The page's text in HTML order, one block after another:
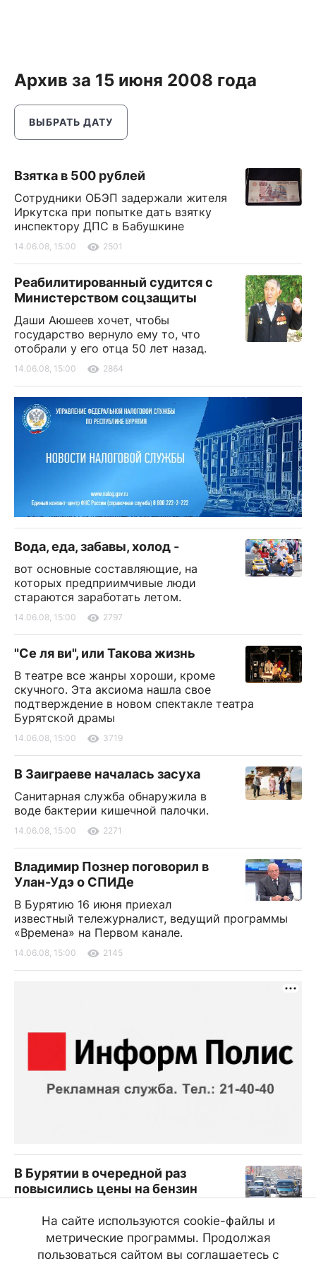
Архив за 15 июня 2008 года
ВЫБРАТЬ ДАТУ
Взятка в 500 рублей
Сотрудники ОБЭП задержали жителя
Иркутска при попытке дать взятку
инспектору ДПС в Бабушкине
14.06.08, 15:00 2501
Реабилитированный судится с
Министерством соцзащиты
Даши Аюшеев хочет, чтобы
государство вернуло ему то, что
отобрали у его отца 50 лет назад.
14.06.08, 15:00 2864
Вода, еда, забавы, холод -
вот основные составляющие, на
которых предприимчивые люди
стараются заработать летом.
14.06.08, 15:00 2797
"Се ля ви", или Такова жизнь
В театре все жанры хороши, кроме
скучного. Эта аксиома нашла свое
подтверждение в новом спектакле театра
Бурятской драмы
14.06.08, 15:00 3719
В Заиграеве началась засуха
Санитарная служба обнаружила в
воде бактерии кишечной палочки.
14.06.08, 15:00 2271
Владимир Познер поговорил в
Улан-Удэ о СПИДе
В Бурятию 16 июня приехал
известный тележурналист, ведущий программы
«Времена» на Первом канале.
14.06.08, 15:00 2145
В Бурятии в очередной раз
повысились цены на бензин
«народного» 92-го поднялась на один рубль
десять копеек. На городских заправках АИ-95
стоит теперь 27 рублей, АИ-98 — 28 рублей.
На сайте используются cookie-файлы и
метрические программы. Продолжая
пользоваться сайтом вы соглашаетесь с